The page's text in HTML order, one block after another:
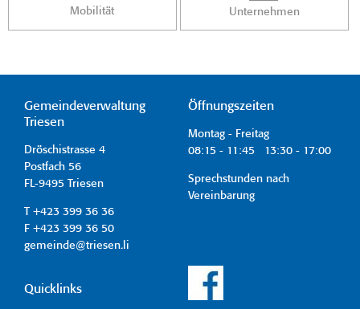
Mobilität Unternehmen
Gemeindeverwaltung
Triesen
Dröschistrasse 4
Postfach 56
FL-9495 Triesen
T +423 399 36 36
F +423 399 36 50
gemeinde@triesen.li
Öffnungszeiten
Montag - Freitag
08:15 - 11:45 13:30 - 17:00
Sprechstunden nach
Vereinbarung
Quicklinks